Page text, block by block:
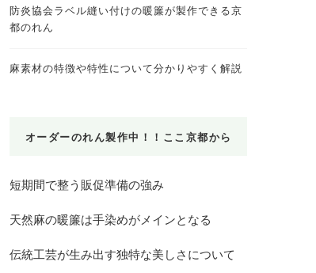
防炎協会ラベル縫い付けの暖簾が製作できる京
都のれん
麻素材の特徴や特性について分かりやすく解説
オーダーのれん製作中！！ここ京都から
短期間で整う販促準備の強み
天然麻の暖簾は手染めがメインとなる
伝統工芸が生み出す独特な美しさについて